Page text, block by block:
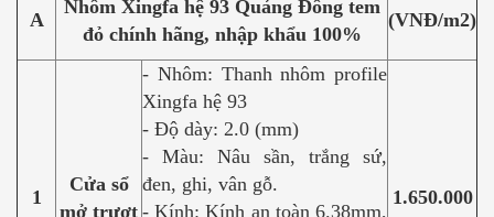
A
Nhôm Xingfa hệ 93 Quảng Đông tem
đỏ chính hãng, nhập khẩu 100%
(VNĐ/m2)
1
Cửa sổ
mở trượt
- Nhôm: Thanh nhôm profile
Xingfa hệ 93
- Độ dày: 2.0 (mm)
- Màu: Nâu sần, trắng sứ,
đen, ghi, vân gỗ.
- Kính: Kính an toàn 6.38mm,
1.650.000